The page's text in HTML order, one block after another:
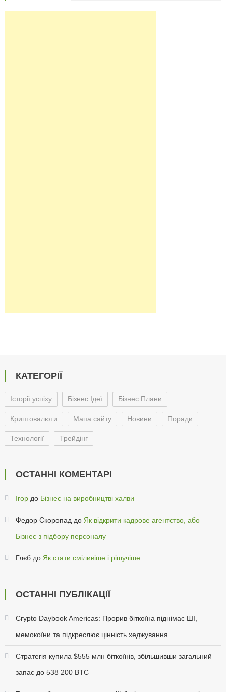
КАТЕГОРІЇ
Історії успіху Бізнес Ідеї Бізнес Плани
Криптовалюти Мапа сайту Новини Поради
Технології Трейдінг
ОСТАННІ КОМЕНТАРІ
Ігордо Бізнес на виробництві халви
Федор Скоропад до Як відкрити кадрове агентство, або
Бізнес з підбору персоналу
Глєбдо Як стати сміливіше і рішучіше
ОСТАННІ ПУБЛІКАЦІЇ
Crypto Daybook Americas: Прорив біткоїна піднімає ШІ,
мемокоїни та підкреслює цінність хеджування
Стратегія купила $555 млн біткоїнів, збільшивши загальний
запас до 538 200 BTC